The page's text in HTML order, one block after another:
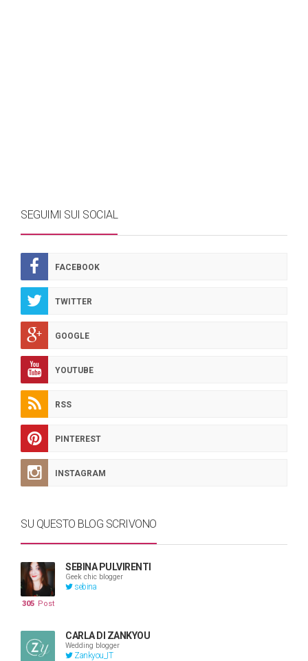
SEGUIMI SUI SOCIAL
FACEBOOK
TWITTER
GOOGLE
YOUTUBE
RSS
PINTEREST
INSTAGRAM
SU QUESTO BLOG SCRIVONO
SEBINA PULVIRENTI
Geek chic blogger
sebina
305 Post
CARLA DI ZANKYOU
Wedding blogger
Zankyou_IT